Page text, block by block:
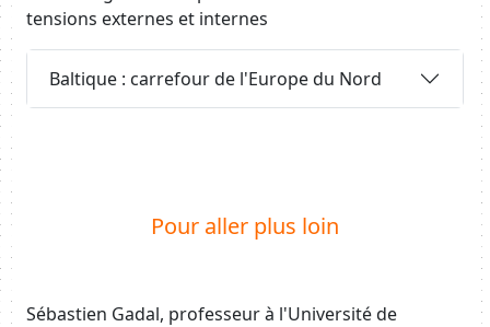
tensions externes et internes
Baltique : carrefour de l'Europe du Nord
Pour aller plus loin
Sébastien Gadal, professeur à l'Université de